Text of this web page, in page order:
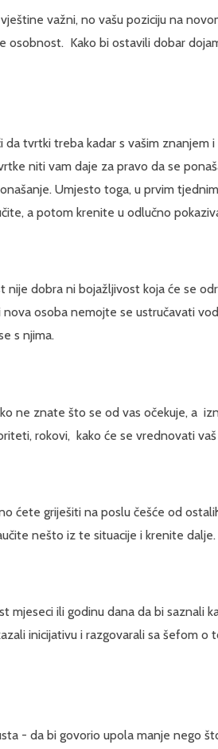
važni, no vašu poziciju na
osobnost. Kako bi ostavili dobar
da tvrtki treba kadar s vašim
niti vam daje za pravo da se
Umjesto toga, u prvim
a potom krenite u odlučno
nije dobra ni bojažljivost koja će se
nova osoba nemojte se ustručavati
s njima.
ne znate što se od vas očekuje, a
rokovi, kako će se vrednovati
ćete griješiti na poslu češće od
nešto iz te situacije i krenite dalje.
mjeseci ili godinu dana da bi saznali
inicijativu i razgovarali sa šefom o
- da bi govorio upola manje nego